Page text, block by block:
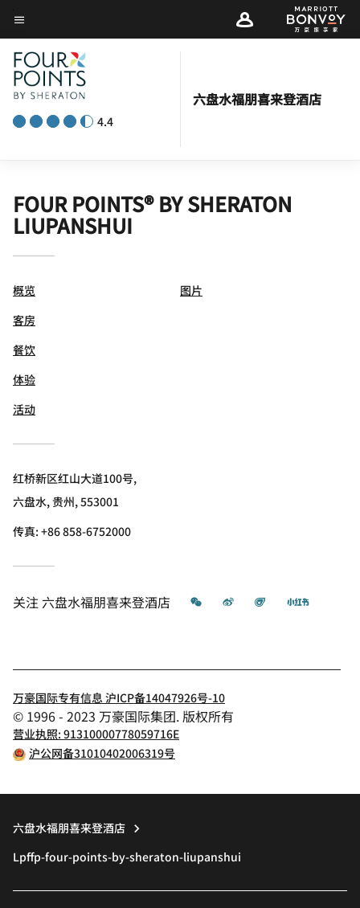
Skip
to
main
content
菜单文本
4.4
六盘水福朋喜来登酒店
FOUR POINTS® BY SHERATON
LIUPANSHUI
概览
客房
餐饮
体验
活动
图片
红桥新区红山大道100号,
六盘水, 贵州, 553001
传真:+86 858-6752000
关注 六盘水福朋喜来登酒店 微信 微博 飞猪 小红书
万豪国际专有信息 沪ICP备14047926号-10
© 1996 - 2023 万豪国际集团. 版权所有
营业执照: 91310000778059716E
沪公网备31010402006319号
六盘水福朋喜来登酒店
Lpffp-four-points-by-sheraton-liupanshui